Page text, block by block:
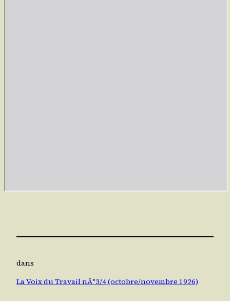
dans
La Voix du Travail nÂ°3/4 (octobre/novembre 1926)